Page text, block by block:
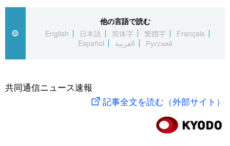
العربية
社会
旅と暮らし
社会
文化
科学・技術
暮らし
お知らせ
他の言語で読む
English
日本語 简体字 繁體字
Français
Español
العربية Русский
共同通信ニュース速報
記事全文を読む（外部サイト）